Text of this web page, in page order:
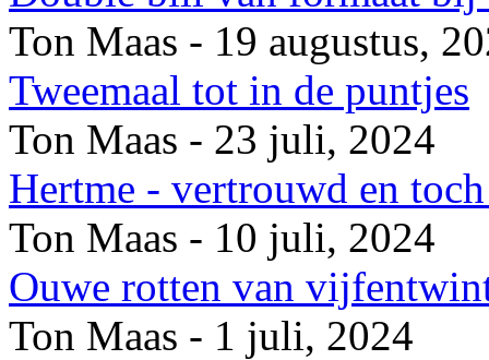
Ton Maas - 19 augustus,
Tweemaal tot in de puntjes
Ton Maas - 23 juli, 2024
Hertme - vertrouwd en
Ton Maas - 10 juli, 2024
Ouwe rotten van
Ton Maas - 1 juli, 2024